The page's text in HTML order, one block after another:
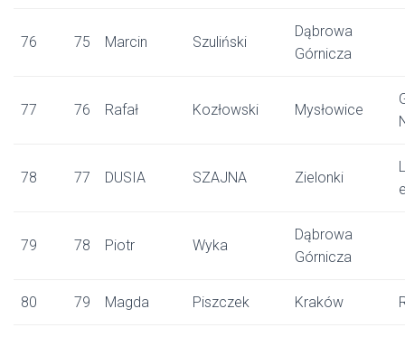
76 75 Marcin Szuliński
Dąbrowa
Górnicza
77 76 Rafał Kozłowski Mysłowice
78 77 DUSIA SZAJNA Zielonki
79 78 Piotr Wyka
Dąbrowa
Górnicza
80 79 Magda Piszczek Kraków